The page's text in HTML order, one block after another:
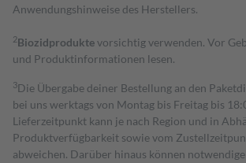
Anwendungshinweise des Herstellers.
2Biozidproduktevorsichtig verwenden. Vor
und Produktinformationen lesen.
3Die Übergabe deiner Bestellung an den
bei uns werktags von Montag bis Freitag bis
Lieferzeitpunkt kann je nach Region und in
Produktverfügbarkeit sowie vom
abweichen. Darüber hinaus können